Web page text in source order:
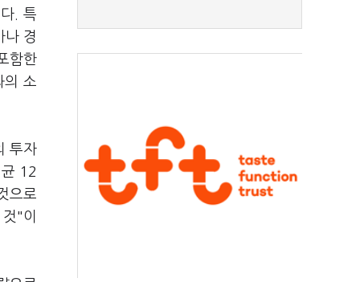
. 특
나 경
함한
의 소
투자
12
으로
"이